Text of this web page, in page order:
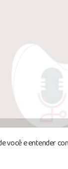
e entender